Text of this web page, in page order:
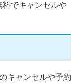
料でキャンセルや
キャンセルや予約